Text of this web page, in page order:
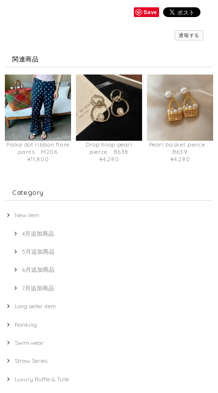
Save
通報する
関連商品
Polka dot ribbon flare
pants M206
¥11,800
Drop hoop pearl
pierce B638
¥4,280
Pearl basket pierce
B639
¥4,280
Category
New item
4月追加商品
5月追加商品
6月追加商品
7月追加商品
Long seller item
Ranking
Swim wear
Straw Series
Luxury Ruffle & Tulle